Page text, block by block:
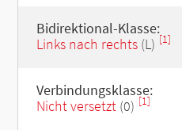
Bidirektional-Klasse:
Links nach rechts(L) [1]
Verbindungsklasse:
Nicht versetzt(0) [1]